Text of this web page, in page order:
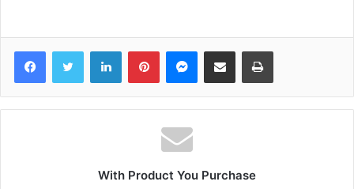
FacebookTwitter LinkedInPinterestMessenger
Share via Email Print
With Product You Purchase